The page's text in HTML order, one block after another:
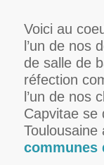
Voici au
l’un de nos
de salle de
réfection
l’un de nos
Capvitae se
Toulousaine
communes